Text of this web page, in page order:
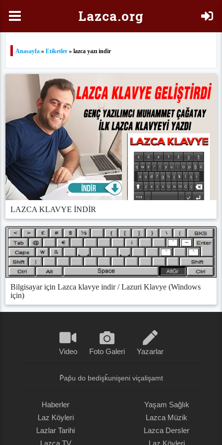
Lazca.org
Anasayfa » Etiketler » lazca yazı indir
LAZCA KLAVYE İNDİR
Bilgisayar için Lazca klavye indir / Lazuri Klavye (Windows
için)
Video Foto Galeri Yazarlar
P̌ap̌u do bedişǩunişeni viçalişamt
Haberler
Laz Köyleri
Lazlar Tarihi
Lazca TV
Yaşam Sağlık
Lazca Müzik
Lazca Dersler
Laz Köyleri